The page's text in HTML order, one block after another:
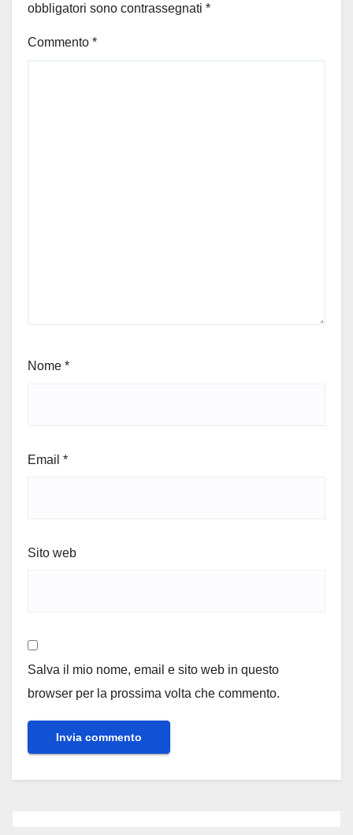
obbligatori sono contrassegnati *
Commento *
Nome *
Email *
Sito web
Salva il mio nome, email e sito web in questo
browser per la prossima volta che commento.